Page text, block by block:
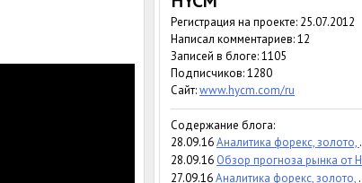
Регистрация на проекте: 25.07.2012
Написал комментариев: 12
Записей в блоге: 1105
Подписчиков:1280
Сайт:www.hycm.com/ru
Содержание блога:
28.09.16Аналитика форекс, золото, индексы, нефть
28.09.16 Обзор прогноза рынка от HYCM
27.09.16Аналитика форекс, золото, индексы, нефть